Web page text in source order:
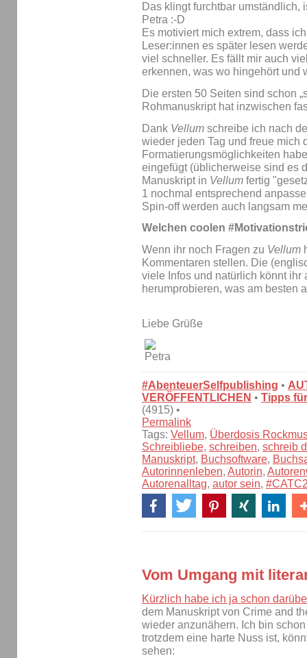
Das klingt furchtbar umständlich,
Petra :-D
Es motiviert mich extrem, dass
Leser:innen es später lesen
viel schneller. Es fällt mir auch
erkennen, was wo hingehört und
Die ersten 50 Seiten sind schon
Rohmanuskript hat inzwischen
Dank Vellum schreibe ich nach
wieder jeden Tag und freue mich
Formatierungsmöglichkeiten
eingefügt (üblicherweise sind es
Manuskript in Vellum fertig
1 nochmal entsprechend
Spin-off werden auch langsam
Welchen coolen
Wenn ihr noch Fragen zu Vellum
Kommentaren stellen. Die
viele Infos und natürlich könnt ihr
herumprobieren, was am besten
Liebe Grüße
#AbenteuerSelfpublishing •
VERÖFFENTLICHEN • Tipps
(4915) •
Permalink
Tags: Vellum, Überdosis
Schreibliebe, schreiben, schreib
Manuskript, Buchsoftware,
Autorinnenleben, Autorin,
Autorenalltag, autor sein,
Vom Umgang mit
Kürzlich habe ich ja schon
dem Manuskript von Crime and
wieder anzunähern. Ich bin
trotzdem eine harte Nuss ist,
sehen: